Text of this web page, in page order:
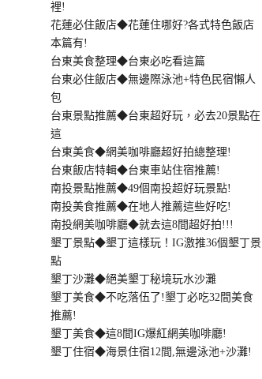
裡!
花蓮必住飯店◆花蓮住哪好?各式特色飯店
本篇有!
台東美食整理◆台東必吃看這篇
台東必住飯店◆無邊際泳池+特色民宿懶人
包
台東景點推薦◆台東超好玩，必去20景點在
這
台東美食◆網美咖啡廳超好拍總整理!
台東飯店特輯◆台東車站住宿推薦!
南投景點推薦◆49個南投超好玩景點!
南投美食推薦◆在地人推薦這些好吃!
南投網美咖啡廳◆就去這8間超好拍!!!
墾丁景點◆墾丁這樣玩！IG激推36個墾丁景
點
墾丁沙灘◆絕美墾丁秘境玩水沙灘
墾丁美食◆不吃落伍了!墾丁必吃32間美食
推薦!
墾丁美食◆這8間IG爆紅網美咖啡廳!
墾丁住宿◆海景住宿12間,無邊泳池+沙灘!